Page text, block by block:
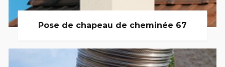
Pose de chapeau de cheminée 67